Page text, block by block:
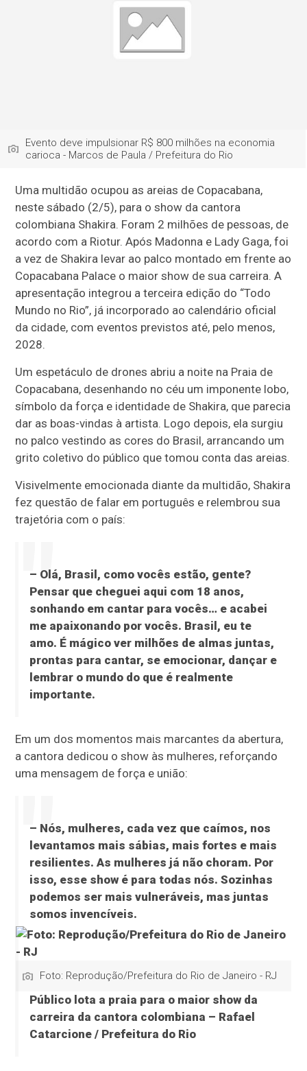
Evento deve impulsionar R$ 800 milhões na economia
carioca - Marcos de Paula / Prefeitura do Rio
Uma multidão ocupou as areias de Copacabana,
neste sábado (2/5), para o show da cantora
colombiana Shakira. Foram 2 milhões de pessoas, de
acordo com a Riotur. Após Madonna e Lady Gaga, foi
a vez de Shakira levar ao palco montado em frente ao
Copacabana Palace o maior show de sua carreira. A
apresentação integrou a terceira edição do “Todo
Mundo no Rio”, já incorporado ao calendário oficial
da cidade, com eventos previstos até, pelo menos,
2028.
Um espetáculo de drones abriu a noite na Praia de
Copacabana, desenhando no céu um imponente lobo,
símbolo da força e identidade de Shakira, que parecia
dar as boas-vindas à artista. Logo depois, ela surgiu
no palco vestindo as cores do Brasil, arrancando um
grito coletivo do público que tomou conta das areias.
Visivelmente emocionada diante da multidão, Shakira
fez questão de falar em português e relembrou sua
trajetória com o país:
– Olá, Brasil, como vocês estão, gente?
Pensar que cheguei aqui com 18 anos,
sonhando em cantar para vocês… e acabei
me apaixonando por vocês. Brasil, eu te
amo. É mágico ver milhões de almas juntas,
prontas para cantar, se emocionar, dançar e
lembrar o mundo do que é realmente
importante.
Em um dos momentos mais marcantes da abertura,
a cantora dedicou o show às mulheres, reforçando
uma mensagem de força e união:
– Nós, mulheres, cada vez que caímos, nos
levantamos mais sábias, mais fortes e mais
resilientes. As mulheres já não choram. Por
isso, esse show é para todas nós. Sozinhas
podemos ser mais vulneráveis, mas juntas
somos invencíveis.
Foto: Reprodução/Prefeitura do Rio de Janeiro - RJ
Público lota a praia para o maior show da
carreira da cantora colombiana – Rafael
Catarcione / Prefeitura do Rio